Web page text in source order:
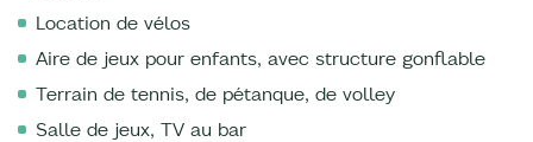
Location de vélos
Aire de jeux pour enfants, avec structure gonflable
Terrain de tennis, de pétanque, de volley
Salle de jeux, TV au bar